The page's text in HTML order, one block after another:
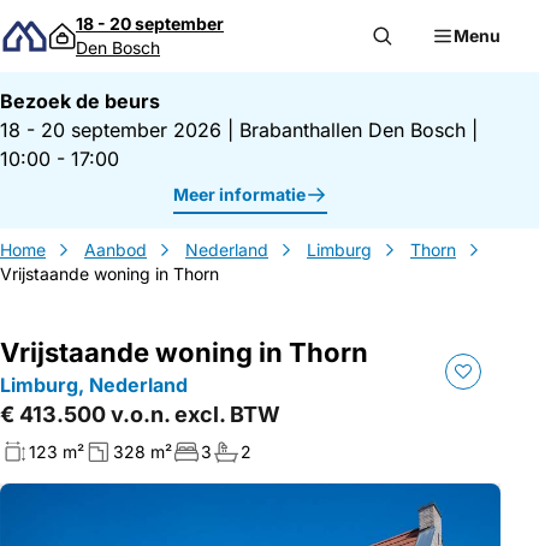
Direct naar inhoud
18 - 20 september
Den Bosch
Menu
Bezoek de beurs
18 - 20 september 2026
Brabanthallen Den Bosch
10:00 - 17:00
Meer informatie
Home Aanbod Nederland Limburg
Thorn
Vrijstaande woning in Thorn
Vrijstaande woning in Thorn
Limburg, Nederland
€ 413.500 v.o.n. excl. BTW
123 m² 328 m² 3 2